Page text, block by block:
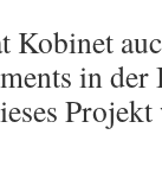
Kobinet
in der